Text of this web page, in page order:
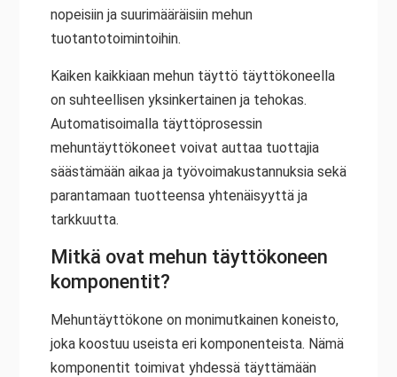
nopeisiin ja suurimääräisiin mehun
tuotantotoimintoihin.
Kaiken kaikkiaan mehun täyttö täyttökoneella
on suhteellisen yksinkertainen ja tehokas.
Automatisoimalla täyttöprosessin
mehuntäyttökoneet voivat auttaa tuottajia
säästämään aikaa ja työvoimakustannuksia sekä
parantamaan tuotteensa yhtenäisyyttä ja
tarkkuutta.
Mitkä ovat mehun täyttökoneen
komponentit?
Mehuntäyttökone on monimutkainen koneisto,
joka koostuu useista eri komponenteista. Nämä
komponentit toimivat yhdessä täyttämään